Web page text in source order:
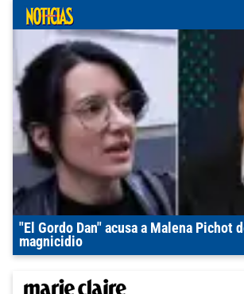
"El Gordo Dan" acusa a Malena Pichot
magnicidio